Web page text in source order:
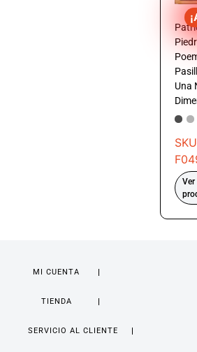
Una
Ver
MI CUENTA
TIENDA
SERVICIO AL CLIENTE